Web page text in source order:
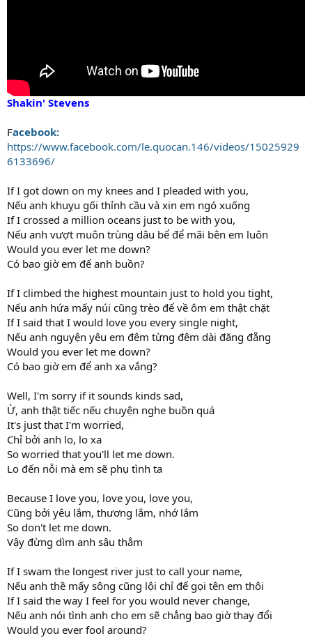
Shakin' Stevens
Facebook:
https://www.facebook.com/le.quocan.146/videos/15025929
6133696/
If I got down on my knees and I pleaded with you,
Nếu anh khuỵu gối thỉnh cầu và xin em ngó xuống
If I crossed a million oceans just to be with you,
Nếu anh vượt muôn trùng dâu bể để mãi bên em luôn
Would you ever let me down?
Có bao giờ em để anh buồn?
If I climbed the highest mountain just to hold you tight,
Nếu anh hứa mấy núi cũng trèo để về ôm em thật chặt
If I said that I would love you every single night,
Nếu anh nguyện yêu em đêm từng đêm dài đăng đẵng
Would you ever let me down?
Có bao giờ em để anh xa vắng?
Well, I'm sorry if it sounds kinds sad,
Ừ, anh thật tiếc nếu chuyện nghe buồn quá
It's just that I'm worried,
Chỉ bởi anh lo, lo xa
So worried that you'll let me down.
Lo đến nỗi mà em sẽ phụ tình ta
Because I love you, love you, love you,
Cũng bởi yêu lắm, thương lắm, nhớ lắm
So don't let me down.
Vậy đừng dìm anh sâu thẳm
If I swam the longest river just to call your name,
Nếu anh thề mấy sông cũng lội chỉ để gọi tên em thôi
If I said the way I feel for you would never change,
Nếu anh nói tình anh cho em sẽ chẳng bao giờ thay đổi
Would you ever fool around?